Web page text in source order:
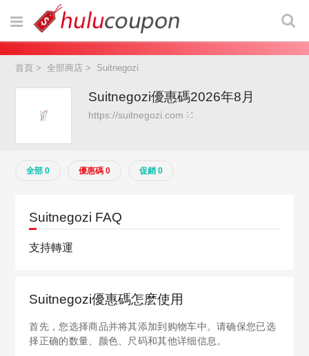
首頁 >全部商店 > Suitnegozi
Suitnegozi優惠碼2026年8月
https://suitnegozi.com
全部 0 優惠碼 0 促銷 0
Suitnegozi FAQ
支持轉運
Suitnegozi優惠碼怎麽使用
首先，您选择商品并将其添加到购物车中。请确保您已选
择正确的数量、颜色、尺码和其他详细信息。